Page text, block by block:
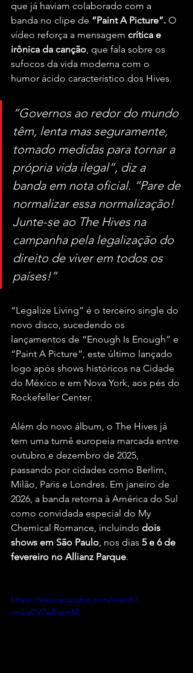
que já haviam colaborado com a
banda no clipe de “Paint A Picture”. O
vídeo reforça a mensagem crítica e
irônica da canção , que fala sobre os
sufocos da vida moderna com o
humor ácido característico dos Hives.
“Governos ao redor do mundo
têm, lenta mas seguramente,
tomado medidas para tornar a
própria vida ilegal”, diz a
banda em nota oficial. “Pare de
normalizar essa normalização!
Junte-se ao The Hives na
campanha pela legalização do
direito de viver em todos os
países!”
“Legalize Living” é o terceiro single do
novo disco, sucedendo os
lançamentos de “Enough Is Enough” e
“Paint A Picture”, este último lançado
logo após shows históricos na Cidade
do México e em Nova York, aos pés do
Rockefeller Center.
Além do novo álbum, o The Hives já
tem uma turnê europeia marcada entre
outubro e dezembro de 2025,
passando por cidades como Berlim,
Milão, Paris e Londres. Em janeiro de
2026, a banda retorna à América do Sul
como convidada especial do My
Chemical Romance, incluindo dois
shows em São Paulo , nos dias 5 e 6 de
fevereiro no Allianz Parque.
https://www.youtube.com/watch?
v=uqCV7wR-pmM